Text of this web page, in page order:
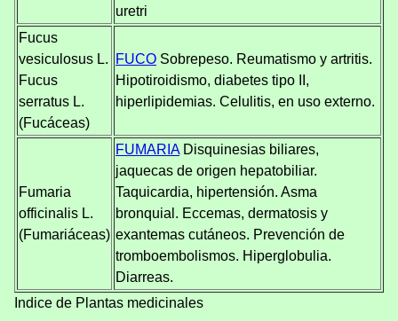
uretri
Fucus
vesiculosus L.
Fucus
serratus L.
(Fucáceas)
FUCO Sobrepeso. Reumatismo y artritis.
Hipotiroidismo, diabetes tipo II,
hiperlipidemias. Celulitis, en uso externo.
Fumaria
officinalis L.
(Fumariáceas)
FUMARIADisquinesias biliares,
jaquecas de origen hepatobiliar.
Taquicardia, hipertensión. Asma
bronquial. Eccemas, dermatosis y
exantemas cutáneos. Prevención de
tromboembolismos. Hiperglobulia.
Diarreas.
Indice de Plantas medicinales